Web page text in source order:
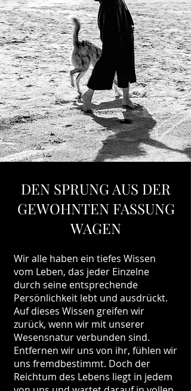
DEN SPRUNG AUS DER
GEWOHNTEN FASSUNG
WAGEN
Wir alle haben ein tiefes Wissen
vom Leben, das jeder Einzelne
durch seine entsprechende
Persönlichkeit lebt und ausdrückt.
Auf dieses Wissen greifen wir
zurück, wenn wir mit unserer
Wesensnatur verbunden sind.
Entfernen wir uns von ihr, fühlen wir
uns fremdbestimmt. Doch der
Reichtum des Lebens liegt in jedem